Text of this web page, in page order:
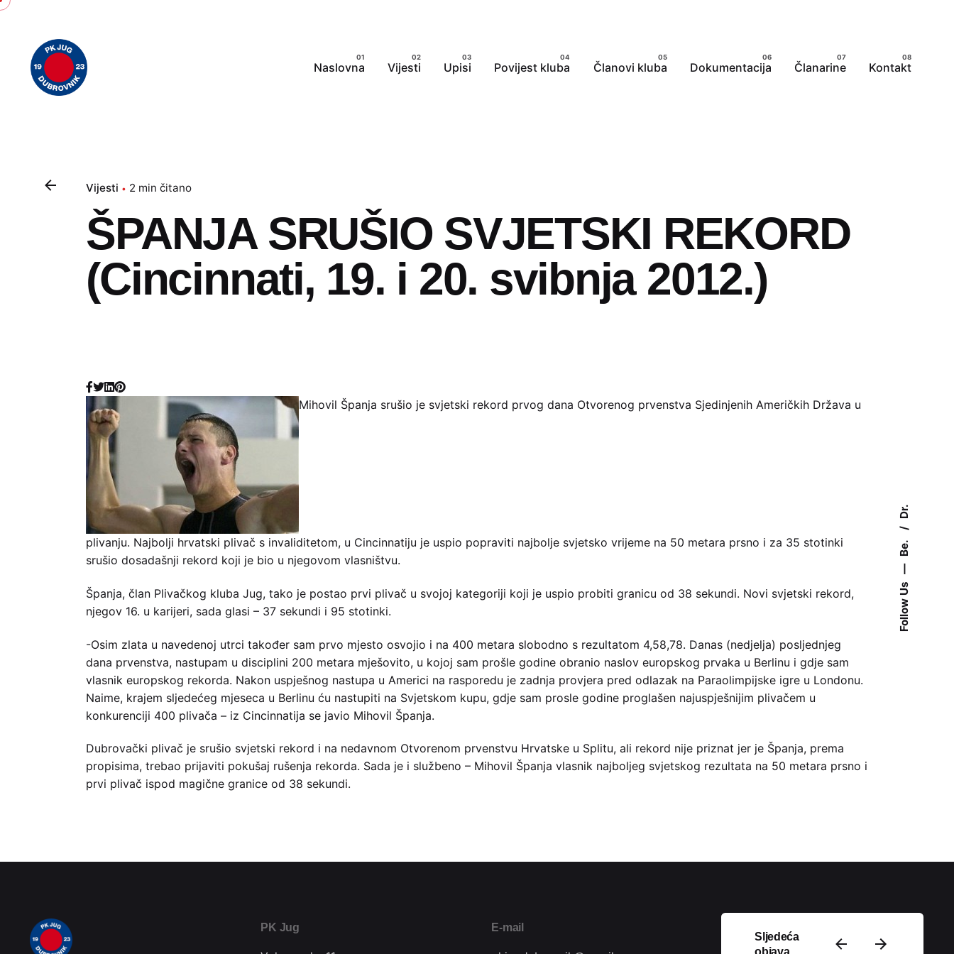
Follow Us
Be.
Dr.
Skip
content
Naslovna
Vijesti Upisi Povijest kluba Članovi kluba Dokumentacija Članarine Kontakt
Vijesti 2 min čitano
ŠPANJA SRUŠIO SVJETSKI REKORD
(Cincinnati, 19. i 20. svibnja 2012.)
Mihovil Španja srušio je svjetski rekord prvog dana Otvorenog prvenstva Sjedinjenih Američkih Država u
plivanju. Najbolji hrvatski plivač s invaliditetom, u Cincinnatiju je uspio popraviti najbolje svjetsko vrijeme na 50 metara prsno i za 35 stotinki
srušio dosadašnji rekord koji je bio u njegovom vlasništvu.
Španja, član Plivačkog kluba Jug, tako je postao prvi plivač u svojoj kategoriji koji je uspio probiti granicu od 38 sekundi. Novi svjetski rekord,
njegov 16. u karijeri, sada glasi – 37 sekundi i 95 stotinki.
-Osim zlata u navedenoj utrci također sam prvo mjesto osvojio i na 400 metara slobodno s rezultatom 4,58,78. Danas (nedjelja) posljednjeg
dana prvenstva, nastupam u disciplini 200 metara mješovito, u kojoj sam prošle godine obranio naslov europskog prvaka u Berlinu i gdje sam
vlasnik europskog rekorda. Nakon uspješnog nastupa u Americi na rasporedu je zadnja provjera pred odlazak na Paraolimpijske igre u Londonu.
Naime, krajem sljedećeg mjeseca u Berlinu ću nastupiti na Svjetskom kupu, gdje sam prosle godine proglašen najuspješnijim plivačem u
konkurenciji 400 plivača – iz Cincinnatija se javio Mihovil Španja.
Dubrovački plivač je srušio svjetski rekord i na nedavnom Otvorenom prvenstvu Hrvatske u Splitu, ali rekord nije priznat jer je Španja, prema
propisima, trebao prijaviti pokušaj rušenja rekorda. Sada je i službeno – Mihovil Španja vlasnik najboljeg svjetskog rezultata na 50 metara prsno i
prvi plivač ispod magične granice od 38 sekundi.
Sljedeća
PK Jug E-mail